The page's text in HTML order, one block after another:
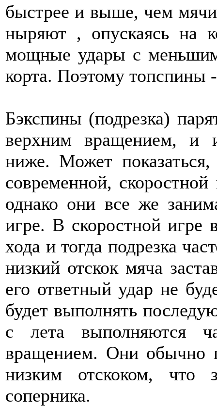
быстрее и выше, чем
ныряют , опускаясь на
мощные удары с
корта. Поэтому топспины
Бэкспины (подрезка)
верхним вращением, и
ниже. Может
современной,
однако они все же
игре. В скоростной игре
хода и тогда подрезка
низкий отскок мяча
его ответный удар не
будет выполнять
с лета выполняются
вращением. Они обычно
низким отскоком, что
соперника.